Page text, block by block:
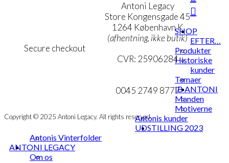
Secure checkout
Antoni Legacy
Store Kongensgade 45
1264 København K
(afhentning, ikke butik)
CVR: 25906284
mail@ibantoni.com
0045 2749 8777
Copyright © 2025 Antoni Legacy. All rights reserved
SHOP
EFTER…
Produkter
Historiske
kunder
Temaer
IB ANTONI
Manden
Motiverne
Antonis kunder
UDSTILLING 2023
Antonis Vinterfolder
ANTONI LEGACY
Om os